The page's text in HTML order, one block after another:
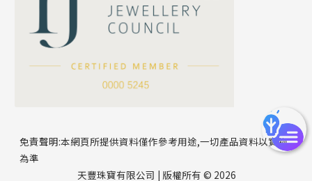
聯絡電話
免責聲明:本網頁所提供資料僅作參考用途,一切產品資料以實物
為準
天豐珠寶有限公司 | 版權所有 © 2026